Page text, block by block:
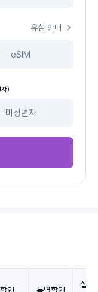
유심 안내
eSIM
)
미성년자
실청